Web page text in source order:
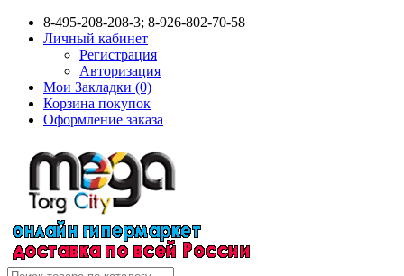
8-495-208-208-3; 8-926-802-70-58
Личный кабинет
Регистрация
Авторизация
Мои Закладки (0)
Корзина покупок
Оформление заказа